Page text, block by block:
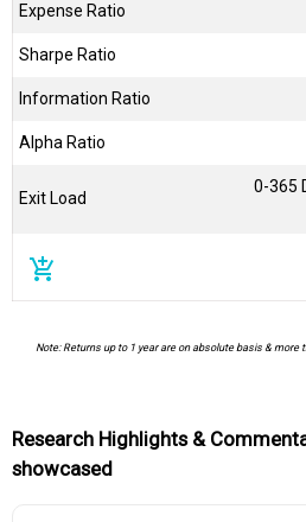
Expense Ratio
Sharpe Ratio
Information Ratio
Alpha Ratio
Exit Load
0-365
add_shopping_cart
Note: Returns up to 1 year are on absolute basis & more
Research Highlights &
showcased